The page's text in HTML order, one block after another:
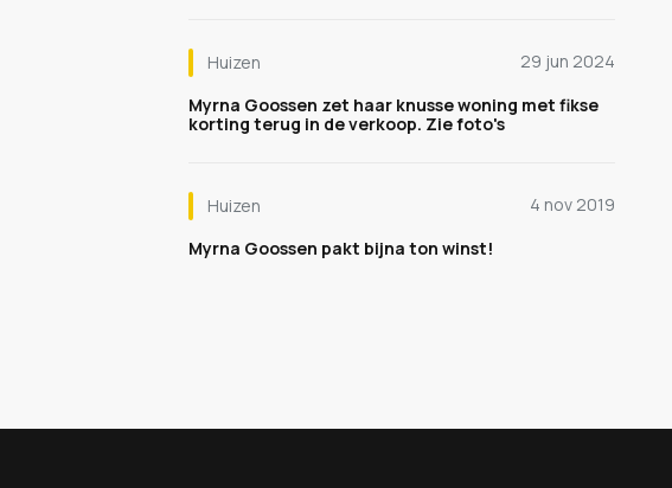
Huizen
29 jun 2024
Myrna Goossen zet haar knusse woning met fikse
korting terug in de verkoop. Zie foto's
Huizen
4 nov 2019
Myrna Goossen pakt bijna ton winst!